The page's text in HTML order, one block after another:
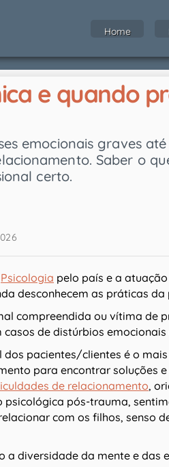
Home
e quando
emocionais graves
Saber o
certo.
Psicologia pelo país e a atuação
desconhecem as práticas da
compreendida ou vítima de
de distúrbios emocionais
pacientes/clientes é o
para encontrar soluções
de relacionamento,
psicológica pós-trauma,
com os filhos, senso
diversidade da mente e das